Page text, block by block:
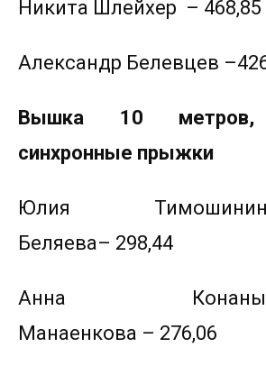
Никита Шлейхер – 468,85
Александр Белевцев
Вышка 10
синхронные прыжки
Юлия Тимошинина/
Беляева– 298,44
Анна
Манаенкова – 276,06